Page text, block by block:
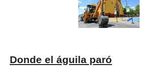
Donde el águila paró